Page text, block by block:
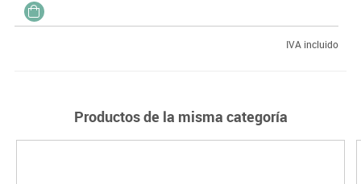
IVA incluido
Productos de la misma categoría